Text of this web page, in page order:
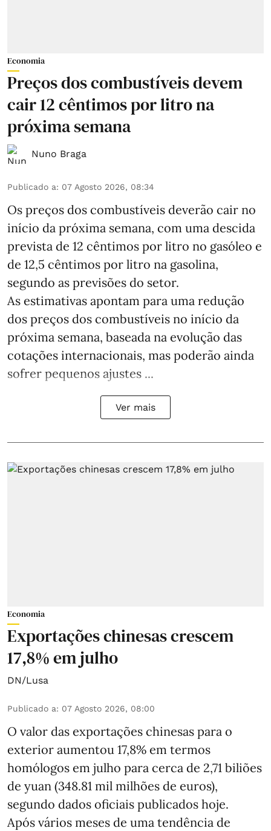
Economia
Preços dos combustíveis devem
cair 12 cêntimos por litro na
próxima semana
Nuno Braga
Publicado a: 07 Agosto 2026, 08:34
Os preços dos combustíveis deverão cair no
início da próxima semana, com uma descida
prevista de 12 cêntimos por litro no gasóleo e
de 12,5 cêntimos por litro na gasolina,
segundo as previsões do setor.
As estimativas apontam para uma redução
dos preços dos combustíveis no início da
próxima semana, baseada na evolução das
cotações internacionais, mas poderão ainda
sofrer pequenos ajustes ...
Ver mais
Economia
Exportações chinesas crescem
17,8% em julho
DN/Lusa
Publicado a: 07 Agosto 2026, 08:00
O valor das exportações chinesas para o
exterior aumentou 17,8% em termos
homólogos em julho para cerca de 2,71 biliões
de yuan (348.81 mil milhões de euros),
segundo dados oficiais publicados hoje.
Após vários meses de uma tendência de